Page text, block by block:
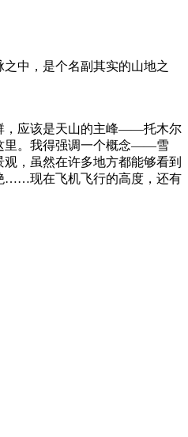
中，是个名副其实的山地之
，应该是天山的主峰——托木尔
里。我得强调一个概念——雪
，虽然在许多地方都能够看到
……现在飞机飞行的高度，还有